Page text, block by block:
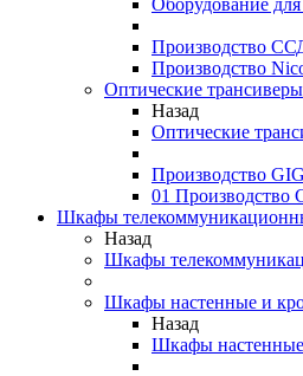
Оборудование
Производство
Производство
Оптические трансиверы
Назад
Оптические
Производство
01 Производство
Шкафы
Назад
Шкафы
Шкафы настенные и
Назад
Шкафы